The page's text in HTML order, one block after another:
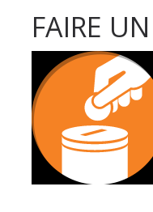
FAIRE